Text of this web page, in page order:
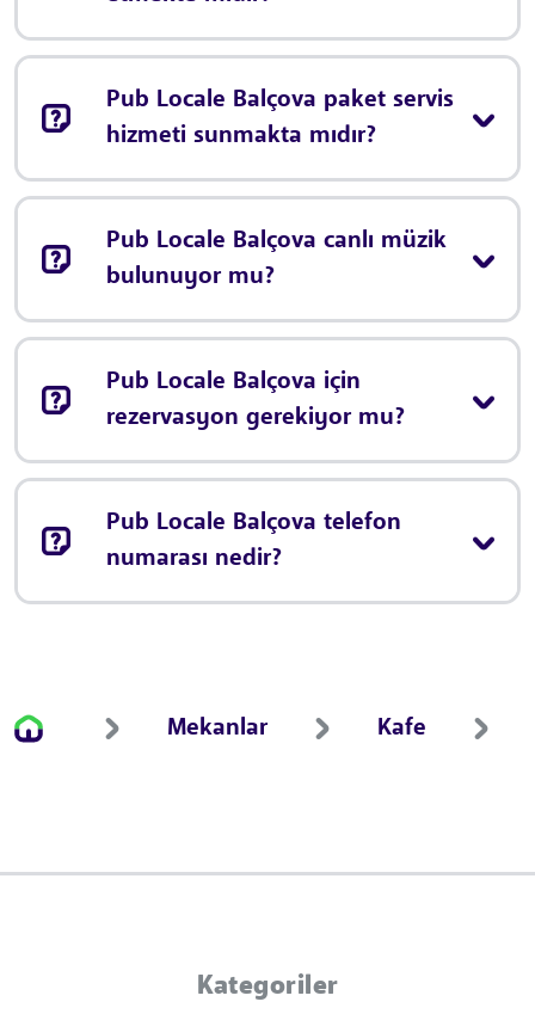
Pub Locale Balçova paket servis
hizmeti sunmakta mıdır?
Pub Locale Balçova canlı müzik
bulunuyor mu?
Pub Locale Balçova için
rezervasyon gerekiyor mu?
Pub Locale Balçova telefon
numarası nedir?
Mekanlar Kafe
Kategoriler